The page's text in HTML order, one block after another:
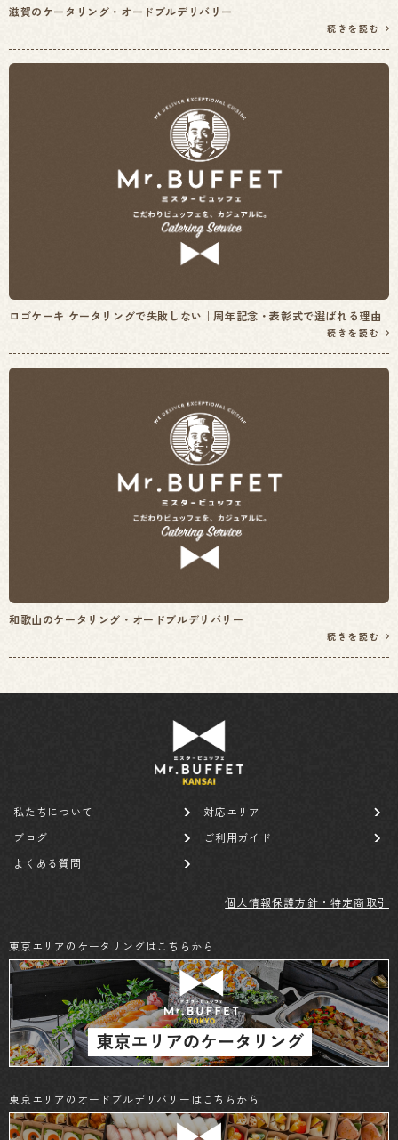
滋賀のケータリング・オードブルデリバリー
続きを読む
ロゴケーキ ケータリングで失敗しない｜周年記念・表彰式で選ばれる理由
続きを読む
和歌山のケータリング・オードブルデリバリー
続きを読む
私たちについて
対応エリア
ブログ
ご利用ガイド
よくある質問
個人情報保護方針・特定商取引
東京エリアのケータリングはこちらから
東京エリアのオードブルデリバリーはこちらから